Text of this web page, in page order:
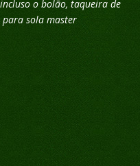
o bolão, taqueira de
para sola master